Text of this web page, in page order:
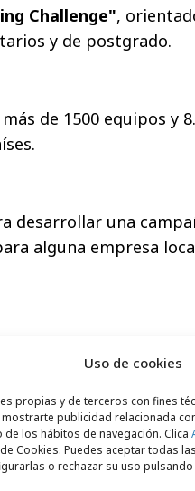
Uso de cookies
propias y de terceros con fines
publicidad relacionada
de los hábitos de navegación. Clica
Cookies. Puedes aceptar todas
o rechazar su uso
Challenge",
y de postgrado.
de 1500 equipos y
desarrollar una
alguna empresa
admitida cualquier
Online Marketing